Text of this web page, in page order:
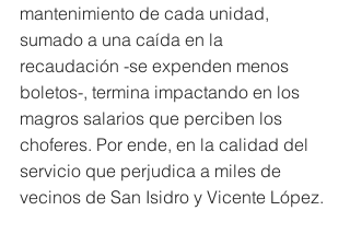
mantenimiento de cada unidad,
sumado a una caída en la
recaudación -se expenden menos
boletos-, termina impactando en los
magros salarios que perciben los
choferes. Por ende, en la calidad del
servicio que perjudica a miles de
vecinos de San Isidro y Vicente López.